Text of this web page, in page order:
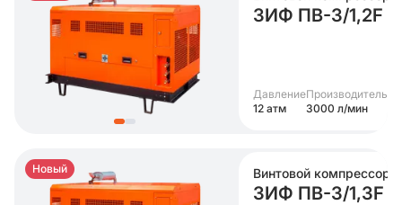
ЗИФ ПВ-3/1,2F
Давление
12 атм
3000 л/мин
Новый Винтовой компрессор
ЗИФ ПВ-3/1,3F